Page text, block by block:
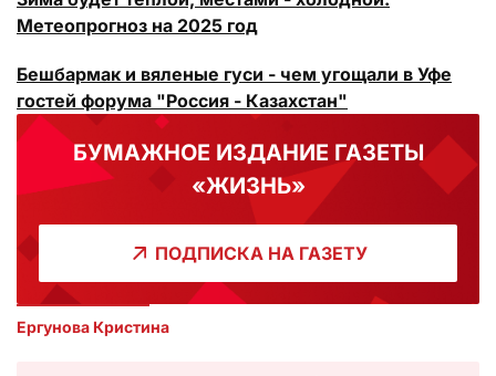
Метеопрогноз на 2025 год
Бешбармак и вяленые гуси - чем угощали в Уфе
гостей форума "Россия - Казахстан"
БУМАЖНОЕ ИЗДАНИЕ ГАЗЕТЫ
«ЖИЗНЬ»
ПОДПИСКА НА ГАЗЕТУ
Ергунова Кристина